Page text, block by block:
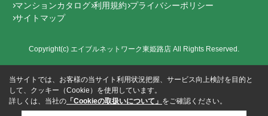
マンションカタログ 利用規約 プライバシーポリシー
サイトマップ
Copyright(c) エイブルネットワーク東姫路店 All Rights Reserved.
当サイトでは、お客様の当サイト利用状況把握、サービス向上検討を目的と
して、クッキー（Cookie）を使用しています。
詳しくは、当社の 「Cookieの取扱いについて」 をご確認ください。